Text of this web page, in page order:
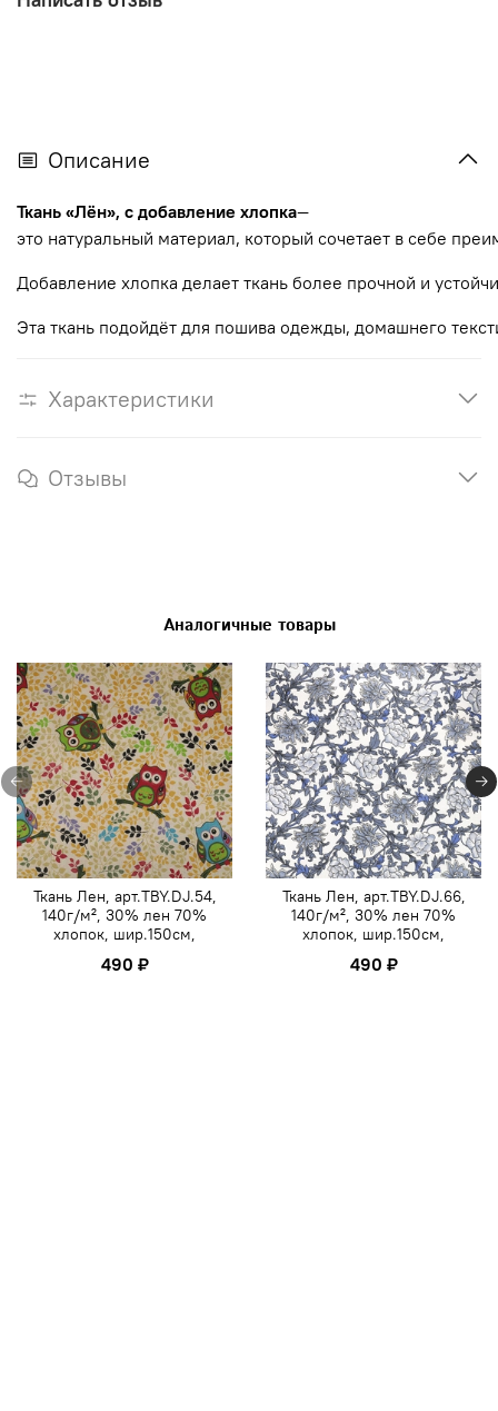
Описание
Ткань «Лён», с добавление хлопка—
это натуральный материал, который сочетает в себе
Добавление хлопка делает ткань более прочной и
Эта ткань подойдёт для пошива одежды, домашнего
Характеристики
Отзывы
Аналогичные товары
Ткань Лен, арт.TBY.DJ.54,
140г/м², 30% лен 70%
хлопок, шир.150см,
490 ₽
Ткань Лен, арт.TBY.DJ.66,
140г/м², 30% лен 70%
хлопок, шир.150см,
490 ₽